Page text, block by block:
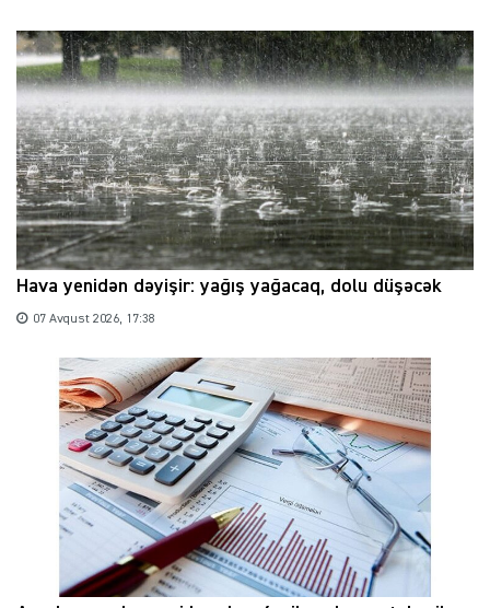
Hava yenidən dəyişir: yağış yağacaq, dolu düşəcək
07 Avqust 2026, 17:38